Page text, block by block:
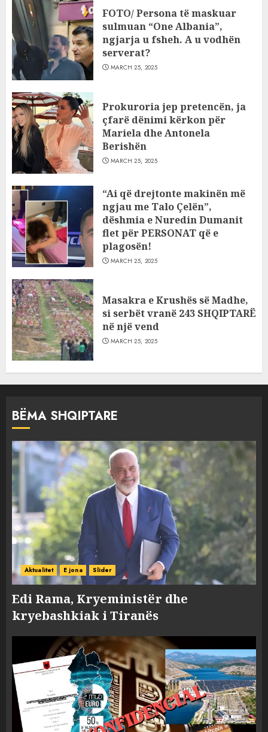
FOTO/ Persona të maskuar
sulmuan “One Albania”,
ngjarja u fsheh. A u vodhën
serverat?
MARCH 25, 2025
Prokuroria jep pretencën, ja
çfarë dënimi kërkon për
Mariela dhe Antonela
Berishën
MARCH 25, 2025
“Ai që drejtonte makinën më
ngjau me Talo Çelën”,
dëshmia e Nuredin Dumanit
flet për PERSONAT që e
plagosën!
MARCH 25, 2025
Masakra e Krushës së Madhe,
si serbët vranë 243 SHQIPTARË
në një vend
MARCH 25, 2025
BËMA SHQIPTARE
Aktualitet E jona Slider
Edi Rama, Kryeministër dhe
kryebashkiak i Tiranës